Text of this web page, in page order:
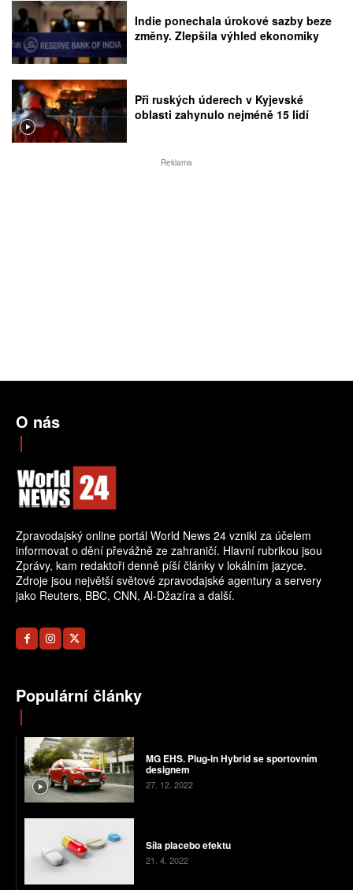
Indie ponechala úrokové sazby beze
změny. Zlepšila výhled ekonomiky
Při ruských úderech v Kyjevské
oblasti zahynulo nejméně 15 lidí
Reklama
O nás
Zpravodajský online portál World News 24 vznikl za účelem
informovat o dění převážně ze zahraničí. Hlavní rubrikou jsou
Zprávy, kam redaktoři denně píší články v lokálním jazyce.
Zdroje jsou největší světové zpravodajské agentury a servery
jako Reuters, BBC, CNN, Al-Džazíra a další.
Populární články
MG EHS. Plug-in Hybrid se sportovním
designem
27. 12. 2022
Síla placebo efektu
21. 4. 2022